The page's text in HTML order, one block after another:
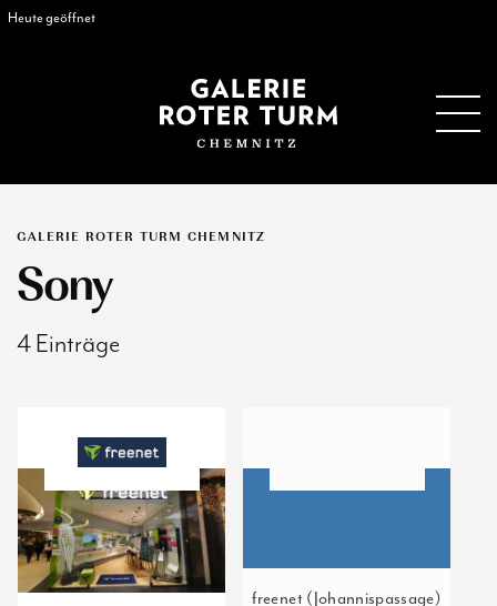
Heute geöffnet
GALERIE ROTER TURM CHEMNITZ
Sony
4 Einträge
freenet (Johannispassage)